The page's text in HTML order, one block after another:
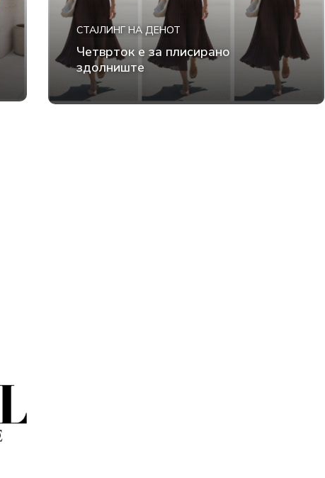
СТАЈЛИНГ НА ДЕНОТ
Четврток е за плисирано
здолниште